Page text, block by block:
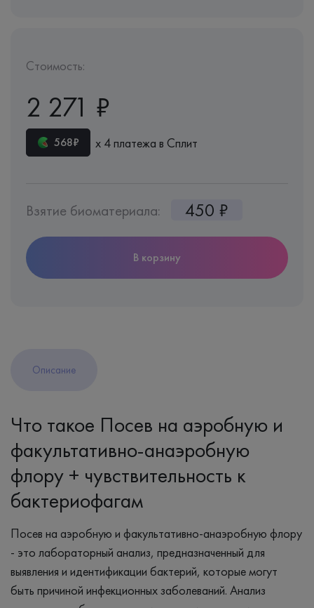
Стоимость:
2 271 ₽
568₽ х 4 платежа в Сплит
Взятие биоматериала: 450 ₽
В корзину
Описание
Что такое Посев на аэробную и
факультативно-анаэробную
флору + чувствительность к
бактериофагам
Посев на аэробную и факультативно-анаэробную флору
- это лабораторный анализ, предназначенный для
выявления и идентификации бактерий, которые могут
быть причиной инфекционных заболеваний. Анализ